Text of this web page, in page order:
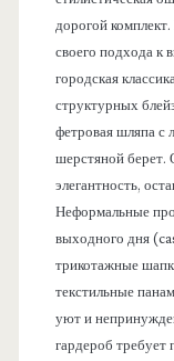
дорогой
своего подхода к
городская
структурных
фетровая шляпа с
шерстяной берет.
элегантность,
Неформальные
выходного дня
трикотажные
текстильные
уют и
гардероб